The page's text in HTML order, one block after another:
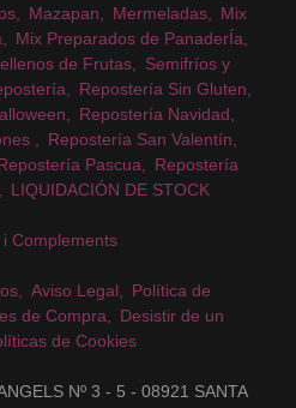
Mazapan Mermeladas
Mix
Mix Preparados de PanaderÍa
de Frutas
Semifríos y
Repostería Sin Gluten
Repostería Navidad
Repostería San Valentín
Pascua
Repostería
LIQUIDACIÓN DE STOCK
Complements
Aviso Legal
Política de
de Compra
Desistir de un
de Cookies
Nº 3 - 5 - 08921 SANTA